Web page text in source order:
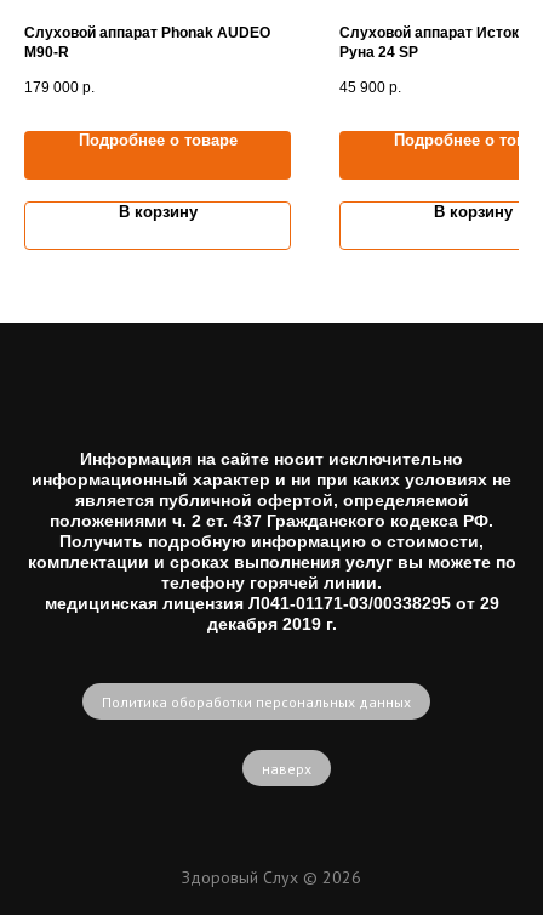
Слуховой аппарат Phonak AUDEO
M90-R
179 000 р.
Подробнее о товаре
В корзину
Слуховой аппарат Исток-
Руна 24 SP
45 900 р.
Подробнее о
В корзину
Информация на сайте носит исключительно
информационный характер и ни при каких условиях не
является публичной офертой, определяемой
положениями ч. 2 ст. 437 Гражданского кодекса РФ.
Получить подробную информацию о стоимости,
комплектации и сроках выполнения услуг вы можете по
телефону горячей линии.
медицинская лицензия Л041-01171-03/00338295 от 29
декабря 2019 г.
Политика обоработки персональных данных
наверх
Здоровый Слух © 2026